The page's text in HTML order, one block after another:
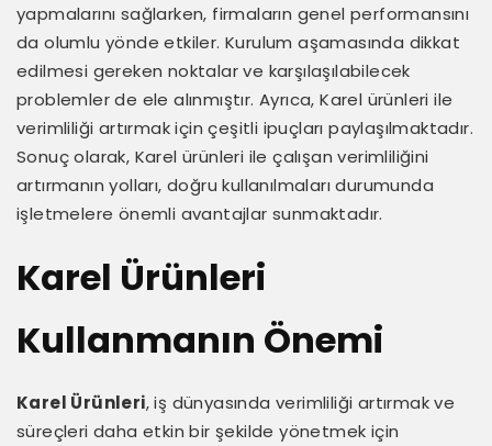
yapmalarını sağlarken, firmaların genel performansını
da olumlu yönde etkiler. Kurulum aşamasında dikkat
edilmesi gereken noktalar ve karşılaşılabilecek
problemler de ele alınmıştır. Ayrıca, Karel ürünleri ile
verimliliği artırmak için çeşitli ipuçları paylaşılmaktadır.
Sonuç olarak, Karel ürünleri ile çalışan verimliliğini
artırmanın yolları, doğru kullanılmaları durumunda
işletmelere önemli avantajlar sunmaktadır.
Karel Ürünleri
Kullanmanın Önemi
Karel Ürünleri, iş dünyasında verimliliği artırmak ve
süreçleri daha etkin bir şekilde yönetmek için